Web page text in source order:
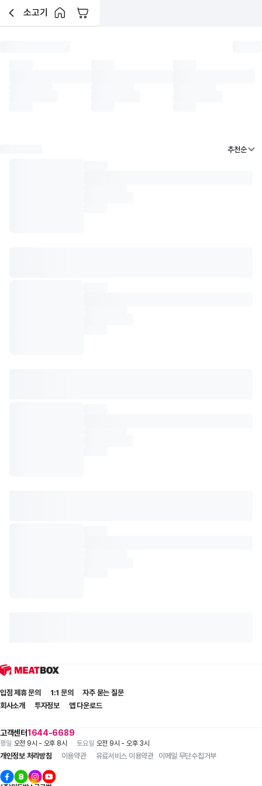
이전페이지로 이동
소고기
홈 버튼장바구니
추천순
고객센터1644-6689
평일 오전 9시 - 오후 8시 토요일 오전 9시 - 오후 3시
입점 제휴 문의 1:1 문의
자주 묻는 질문
회사소개
투자정보 앱 다운로드
개인정보 처리방침 이용약관 유료서비스 이용약관 이메일 무단수집거부